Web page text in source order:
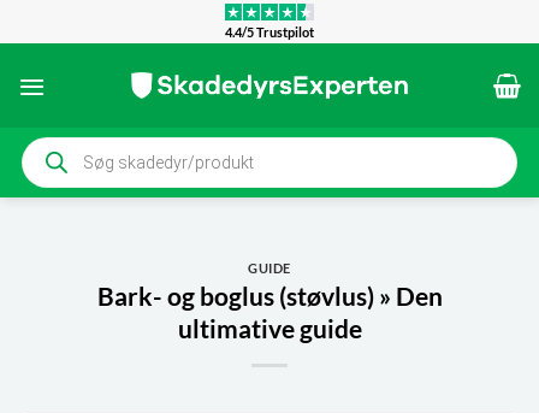
til
4.4/5 Trustpilot
Products
search
GUIDE
Bark- og boglus (støvlus) » Den
ultimative guide